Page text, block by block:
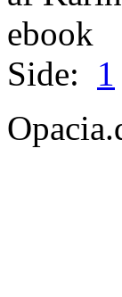
ebook
Side: 1